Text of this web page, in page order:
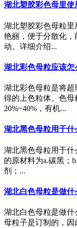
湖北塑胶彩色母里使
湖北塑胶彩色母粒
艳丽，便于分散化
动。详细介绍...
湖北彩色母粒应该怎
湖北彩色母粒是将
得的上色粒体。色
20%~40%，有机...
湖北黑色母粒用于什
湖北黑色母粒用于
的原材料为a.碳黑；
剂；...
湖北白色母粒是做
湖北白色母粒是做
母粒子是订制的，